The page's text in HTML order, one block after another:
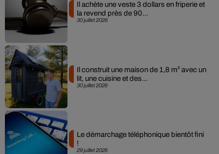
30 juillet 2026
Il achète une veste 3 dollars en friperie et
la revend près de 90...
30 juillet 2026
Il construit une maison de 1,8 m² avec un
lit, une cuisine et des...
29 juillet 2026
Le démarchage téléphonique bientôt fini
!